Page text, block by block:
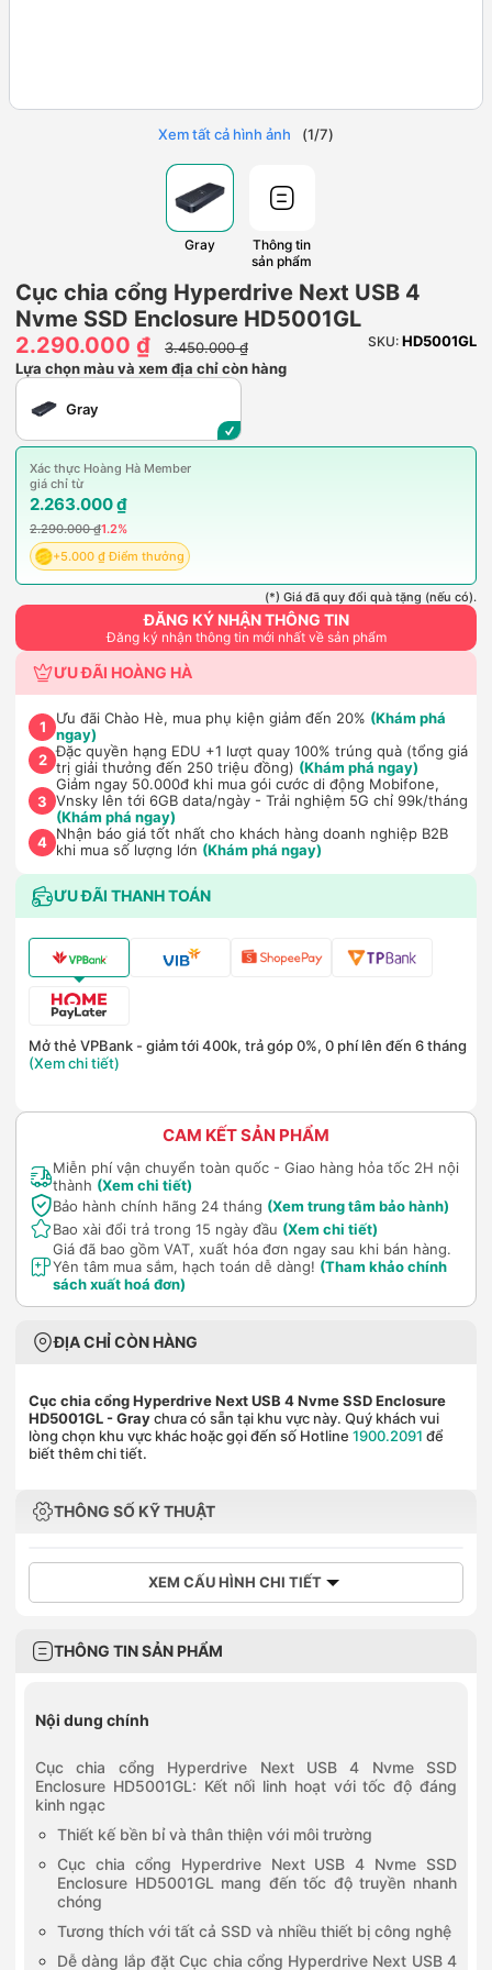
Xem tất cả hình ảnh (1/7)
Gray
Thông tin
sản phẩm
Cục chia cổng Hyperdrive Next USB 4
Nvme SSD Enclosure HD5001GL
2.290.000 ₫
3.450.000 ₫ SKU: HD5001GL
Lựa chọn màu và xem địa chỉ còn hàng
Gray
Xác thực Hoàng Hà Member
giá chỉ từ
2.263.000 ₫
2.290.000 ₫1.2%
+5.000 ₫ Điểm thưởng
(*) Giá đã quy đổi quà tặng (nếu có).
ĐĂNG KÝ NHẬN THÔNG TIN
Đăng ký nhận thông tin mới nhất về sản phẩm
ƯU ĐÃI HOÀNG HÀ
1 Ưu đãi Chào Hè, mua phụ kiện giảm đến 20% (Khám phá
ngay)
2 Đặc quyền hạng EDU +1 lượt quay 100% trúng quà (tổng giá
trị giải thưởng đến 250 triệu đồng) (Khám phá ngay)
3
Giảm ngay 50.000đ khi mua gói cước di động Mobifone,
Vnsky lên tới 6GB data/ngày - Trải nghiệm 5G chỉ 99k/tháng
(Khám phá ngay)
4 Nhận báo giá tốt nhất cho khách hàng doanh nghiệp B2B
khi mua số lượng lớn (Khám phá ngay)
ƯU ĐÃI THANH TOÁN
Mở thẻ VPBank - giảm tới 400k, trả góp 0%, 0 phí lên đến 6 tháng
(Xem chi tiết)
CAM KẾT SẢN PHẨM
Miễn phí vận chuyển toàn quốc - Giao hàng hỏa tốc 2H nội
thành (Xem chi tiết)
Bảo hành chính hãng 24 tháng (Xem trung tâm bảo hành)
Bao xài đổi trả trong 15 ngày đầu (Xem chi tiết)
Giá đã bao gồm VAT, xuất hóa đơn ngay sau khi bán hàng.
Yên tâm mua sắm, hạch toán dễ dàng! (Tham khảo chính
sách xuất hoá đơn)
ĐỊA CHỈ CÒN HÀNG
Cục chia cổng Hyperdrive Next USB 4 Nvme SSD Enclosure
HD5001GL - Graychưa có sẵn tại khu vực này. Quý khách vui
lòng chọn khu vực khác hoặc gọi đến số Hotline 1900.2091 để
biết thêm chi tiết.
THÔNG SỐ KỸ THUẬT
XEM CẤU HÌNH CHI TIẾT
THÔNG TIN SẢN PHẨM
Nội dung chính
Cục chia cổng Hyperdrive Next USB 4 Nvme SSD
Enclosure HD5001GL: Kết nối linh hoạt với tốc độ đáng
kinh ngạc
Thiết kế bền bỉ và thân thiện với môi trường
Cục chia cổng Hyperdrive Next USB 4 Nvme SSD
Enclosure HD5001GL mang đến tốc độ truyền nhanh
chóng
Tương thích với tất cả SSD và nhiều thiết bị công nghệ
Dễ dàng lắp đặt Cục chia cổng Hyperdrive Next USB 4